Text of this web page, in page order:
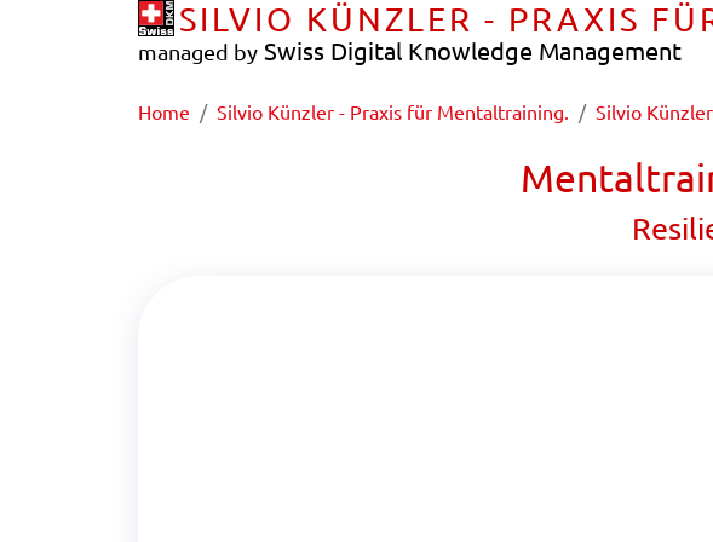
SILVIO KÜNZLER - PRAXIS
managed by Swiss Digital Knowledge Management
Home Silvio Künzler - Praxis für Mentaltraining. Silvio Künzler